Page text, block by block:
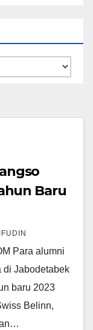
Baru
Para alumni
di Jabodetabek
baru 2023
Belinn,